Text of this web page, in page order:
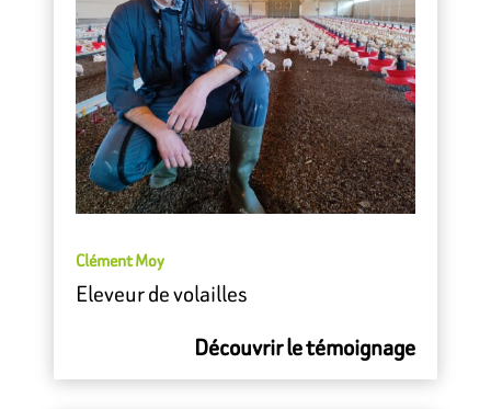
Clément Moy
Eleveur de volailles
Découvrir le témoignage